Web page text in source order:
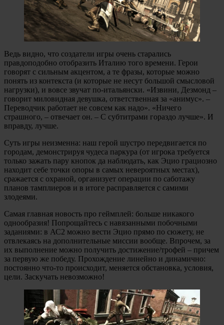
Ведь видно, что создатели игры очень старались
правдоподобно отобразить Италию того времени. Герои
говорят с сильным акцентом, а те фразы, которые можно
понять из контекста (и которые не несут большой смысловой
нагрузки), и вовсе звучат по-итальянски. «Извини, Дезмонд –
говорит миловидная девушка, ответственная за «анимус». –
Переводчик работает не совсем как надо». «Ничего
страшного, – отвечает он. – С субтитрами гораздо лучше». И
вправду, лучше.
Суть игры неизменна: наш герой шустро передвигается по
городам, демонстрируя чудеса паркура (от игрока требуется
только зажать пару кнопок да наблюдать, как Эцио грациозно
находит себе точки опоры в самых невероятных местах),
сражается с охраной, организует операции по саботажу
планов тамплиеров и в итоге расправляется с самими
злодеями.
Самая главная новость про геймплей: больше никакого
однообразия! Попрощайтесь с навязанными побочными
заданиями: в АС2 можно вести Эцио прямо по сюжету, не
отвлекаясь на дополнительные миссии вообще. Впрочем, за
их выполнение можно получить достижение/трофей – причем
за первую же победу. Прохождение линейно и динамично:
постоянно что-то происходит, меняется обстановка, условия,
цели. Заскучать невозможно!